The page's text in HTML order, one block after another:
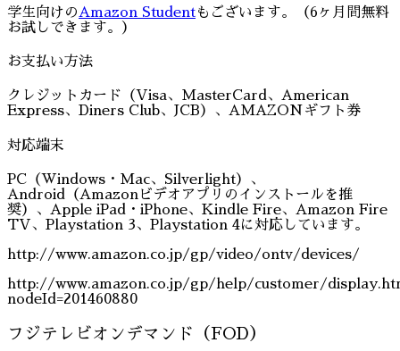
学生向けの Amazon Studentもございます。（6ヶ月間無料
お試しできます。）
お支払い方法
クレジットカード（Visa、MasterCard、American
Express、Diners Club、JCB）、AMAZONギフト券
対応端末
PC（Windows・Mac、Silverlight）、
Android（Amazonビデオアプリのインストールを推
奨）、Apple iPad・iPhone、Kindle Fire、Amazon Fire
TV、Playstation 3、Playstation 4に対応しています。
http://www.amazon.co.jp/gp/video/ontv/devices/
http://www.amazon.co.jp/gp/help/customer/
nodeId=201460880
フジテレビオンデマンド（FOD）